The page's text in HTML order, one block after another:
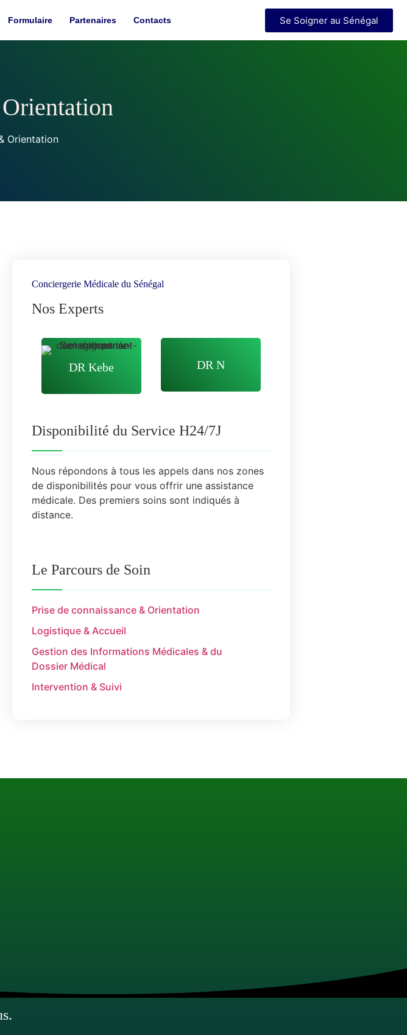
Formulaire Partenaires Contacts Se Soigner au Sénégal
Orientation
Conciergerie Médicale du Sénégal
Nos Experts
DR Kebe DR N
Disponibilité du Service H24/7J
Nous répondons à tous les appels dans nos zones
de disponibilités pour vous offrir une assistance
médicale. Des premiers soins sont indiqués à
distance.
Le Parcours de Soin
Prise de connaissance & Orientation
Logistique & Accueil
Gestion des Informations Médicales & du
Dossier Médical
Intervention & Suivi​